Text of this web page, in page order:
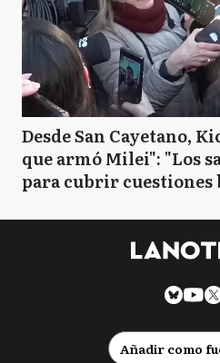
Desde San Cayetano,
que armó Milei": "Los
para cubrir cuestiones
Añadir como